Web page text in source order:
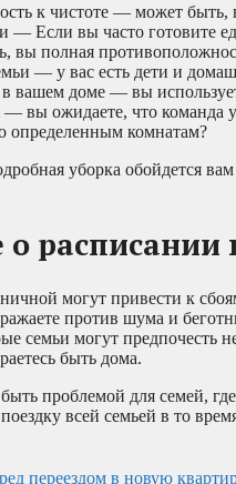
к чистоте — может
— Если вы часто готовите
вы полная
— у вас есть дети и
вашем доме — вы
вы ожидаете, что команда
определенным комнатам?
уборка обойдется
расписании
могут привести к
против шума и
семьи могут предпочесть
быть дома.
проблемой для семей,
всей семьей в то
переездом в новую